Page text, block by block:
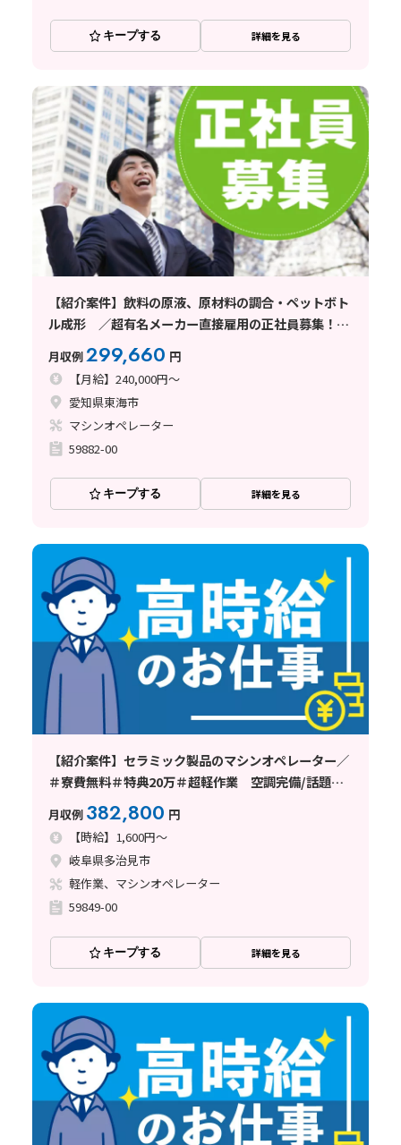
キープする 詳細を見る
【紹介案件】飲料の原液、原材料の調合・ペットボト
ル成形 ／超有名メーカー直接雇用の正社員募集！品
質管理のお仕事
月収例299,660 円
【月給】240,000円～
愛知県東海市
マシンオペレーター
59882-00
キープする 詳細を見る
【紹介案件】セラミック製品のマシンオペレーター／
＃寮費無料＃特典20万＃超軽作業 空調完備/話題の
半導体のお仕事！！
月収例 382,800 円
【時給】1,600円～
岐阜県多治見市
軽作業、マシンオペレーター
59849-00
キープする 詳細を見る